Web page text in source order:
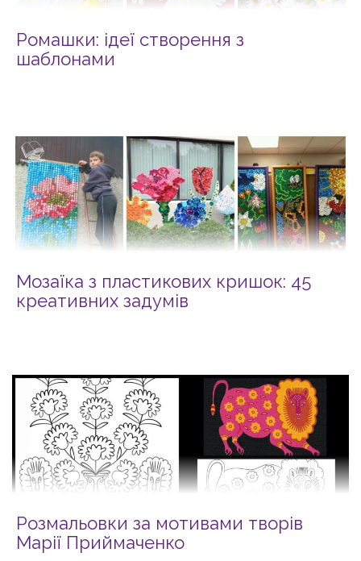
Ромашки: ідеї створення з
шаблонами
Мозаїка з пластикових кришок: 45
креативних задумів
Розмальовки за мотивами творів
Марії Приймаченко